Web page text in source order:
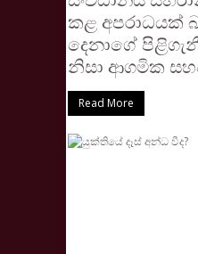
කළ අපරාධයක්
දෙනාගේ
නිසා ආගමික
Read More